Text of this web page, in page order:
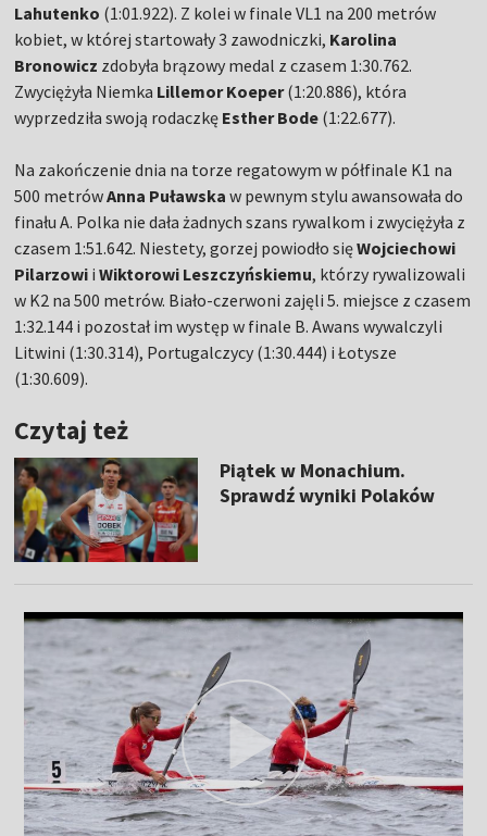
Lahutenko (1:01.922). Z kolei w finale VL1 na 200 metrów
kobiet, w której startowały 3 zawodniczki, Karolina
Bronowicz zdobyła brązowy medal z czasem 1:30.762.
Zwyciężyła Niemka Lillemor Koeper(1:20.886), która
wyprzedziła swoją rodaczkę Esther Bode (1:22.677).
Na zakończenie dnia na torze regatowym w półfinale K1 na
500 metrówAnna Puławska w pewnym stylu awansowała do
finału A. Polka nie dała żadnych szans rywalkom i zwyciężyła z
czasem 1:51.642. Niestety, gorzej powiodło sięWojciechowi
Pilarzowi iWiktorowi Leszczyńskiemu, którzy rywalizowali
w K2 na 500 metrów. Biało-czerwoni zajęli 5. miejsce z czasem
1:32.144 i pozostał im występ w finale B. Awans wywalczyli
Litwini (1:30.314), Portugalczycy (1:30.444) i Łotysze
(1:30.609).
Czytaj też
Piątek w Monachium.
Sprawdź wyniki Polaków